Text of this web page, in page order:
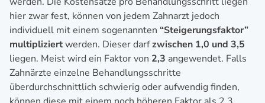
hier zwar fest, können von jedem Zahnarzt jedoch
individuell mit einem sogenannten “Steigerungsfaktor”
multipliziertwerden. Dieser darfzwischen 1,0 und 3,5
liegen. Meist wird ein Faktor von 2,3 angewendet. Falls
Zahnärzte einzelne Behandlungsschritte
überdurchschnittlich schwierig oder aufwendig finden,